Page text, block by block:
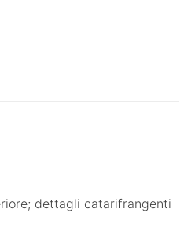
dettagli catarifrangenti